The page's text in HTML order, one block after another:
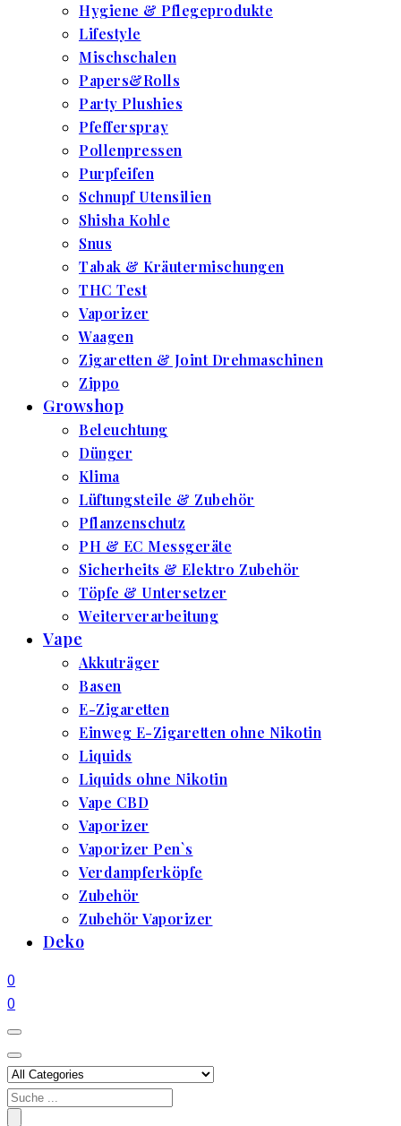
Hygiene & Pflegeprodukte
Lifestyle
Mischschalen
Papers&Rolls
Party Plushies
Pfefferspray
Pollenpressen
Purpfeifen
Schnupf Utensilien
Shisha Kohle
Snus
Tabak & Kräutermischungen
THC Test
Vaporizer
Waagen
Zigaretten & Joint Drehmaschinen
Zippo
Growshop
Beleuchtung
Dünger
Klima
Lüftungsteile & Zubehör
Pflanzenschutz
PH & EC Messgeräte
Sicherheits & Elektro Zubehör
Töpfe & Untersetzer
Weiterverarbeitung
Vape
Akkuträger
Basen
E-Zigaretten
Einweg E-Zigaretten ohne Nikotin
Liquids
Liquids ohne Nikotin
Vape CBD
Vaporizer
Vaporizer Pen`s
Verdampferköpfe
Zubehör
Zubehör Vaporizer
Deko
0
0
Search